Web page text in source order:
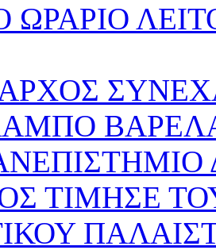
ΩΡΑΡΙΟ
ΤΙΜΗΣΕ